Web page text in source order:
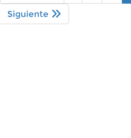
Siguiente